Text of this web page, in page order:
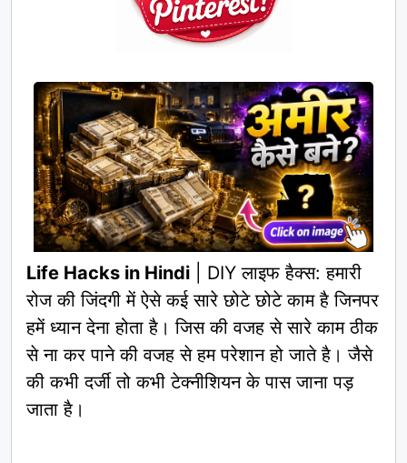
Life Hacks in Hindi | DIY लाइफ हैक्स: हमारी
रोज की जिंदगी में ऐसे कई सारे छोटे छोटे काम है जिनपर
हमें ध्यान देना होता है। जिस की वजह से सारे काम ठीक
से ना कर पाने की वजह से हम परेशान हो जाते है। जैसे
की कभी दर्जी तो कभी टेक्नीशियन के पास जाना पड़
जाता है।